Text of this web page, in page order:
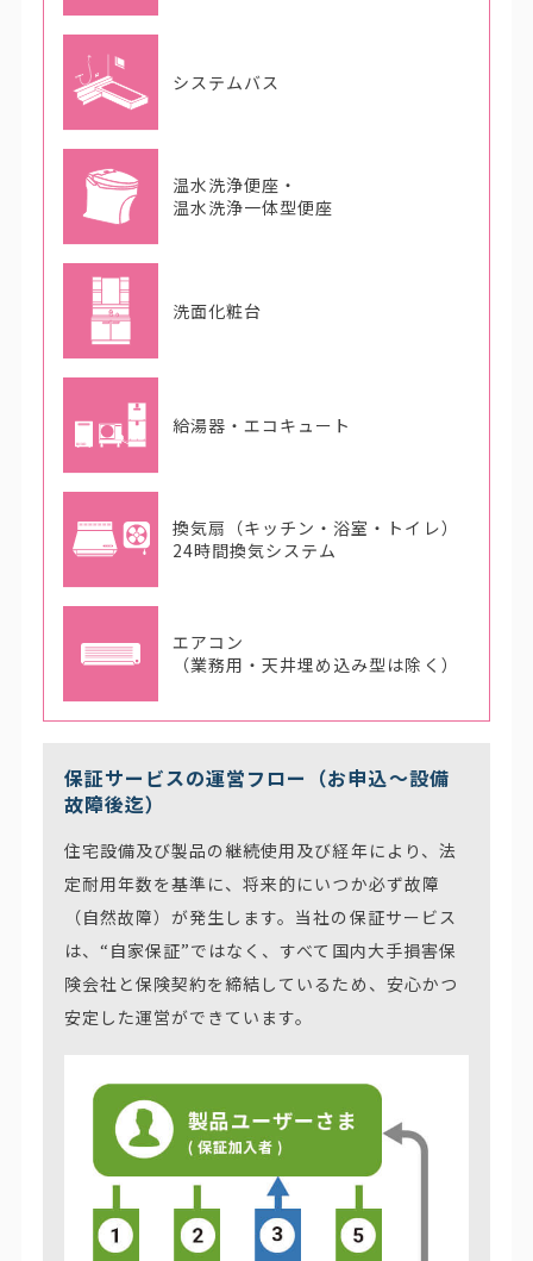
システムバス
温水洗浄便座・
温水洗浄一体型便座
洗面化粧台
給湯器・エコキュート
換気扇（キッチン・浴室・トイレ）
24時間換気システム
エアコン
（業務用・天井埋め込み型は除く）
保証サービスの運営フロー（お申込〜設備
故障後迄）
住宅設備及び製品の継続使用及び経年により、法
定耐用年数を基準に、将来的にいつか必ず故障
（自然故障）が発生します。当社の保証サービス
は、“自家保証”ではなく、すべて国内大手損害保
険会社と保険契約を締結しているため、安心かつ
安定した運営ができています。